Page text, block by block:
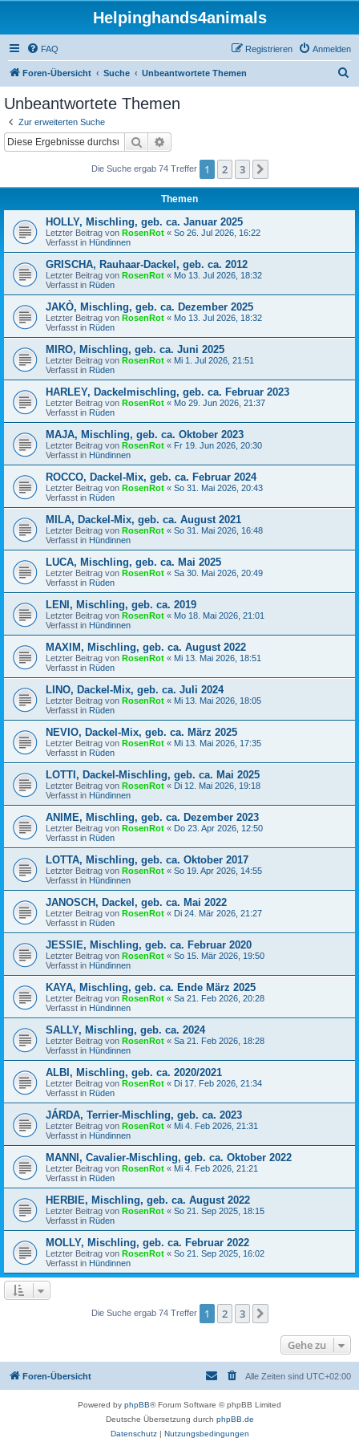
Helpinghands4animals
FAQ Anmelden
Registrieren
Foren-Übersicht Suche Unbeantwortete Themen
Unbeantwortete Themen
Zur erweiterten Suche
Suche
Die Suche ergab 74 Treffer 1 2 3
Themen
HOLLY, Mischling, geb. ca. Januar 2025
Letzter Beitrag von RosenRot « So 26. Jul 2026, 16:22
Verfasst in Hündinnen
GRISCHA, Rauhaar-Dackel, geb. ca. 2012
Letzter Beitrag von RosenRot « Mo 13. Jul 2026, 18:32
Verfasst in Rüden
JAKÒ, Mischling, geb. ca. Dezember 2025
Letzter Beitrag von RosenRot « Mo 13. Jul 2026, 18:32
Verfasst in Rüden
MIRO, Mischling, geb. ca. Juni 2025
Letzter Beitrag von RosenRot « Mi 1. Jul 2026, 21:51
Verfasst in Rüden
HARLEY, Dackelmischling, geb. ca. Februar 2023
Letzter Beitrag von RosenRot « Mo 29. Jun 2026, 21:37
Verfasst in Rüden
MAJA, Mischling, geb. ca. Oktober 2023
Letzter Beitrag von RosenRot « Fr 19. Jun 2026, 20:30
Verfasst in Hündinnen
ROCCO, Dackel-Mix, geb. ca. Februar 2024
Letzter Beitrag von RosenRot « So 31. Mai 2026, 20:43
Verfasst in Rüden
MILA, Dackel-Mix, geb. ca. August 2021
Letzter Beitrag von RosenRot « So 31. Mai 2026, 16:48
Verfasst in Hündinnen
LUCA, Mischling, geb. ca. Mai 2025
Letzter Beitrag von RosenRot « Sa 30. Mai 2026, 20:49
Verfasst in Rüden
LENI, Mischling, geb. ca. 2019
Letzter Beitrag von RosenRot « Mo 18. Mai 2026, 21:01
Verfasst in Hündinnen
MAXIM, Mischling, geb. ca. August 2022
Letzter Beitrag von RosenRot « Mi 13. Mai 2026, 18:51
Verfasst in Rüden
LINO, Dackel-Mix, geb. ca. Juli 2024
Letzter Beitrag von RosenRot « Mi 13. Mai 2026, 18:05
Verfasst in Rüden
NEVIO, Dackel-Mix, geb. ca. März 2025
Letzter Beitrag von RosenRot « Mi 13. Mai 2026, 17:35
Verfasst in Rüden
LOTTI, Dackel-Mischling, geb. ca. Mai 2025
Letzter Beitrag von RosenRot « Di 12. Mai 2026, 19:18
Verfasst in Hündinnen
ANIME, Mischling, geb. ca. Dezember 2023
Letzter Beitrag von RosenRot « Do 23. Apr 2026, 12:50
Verfasst in Rüden
LOTTA, Mischling, geb. ca. Oktober 2017
Letzter Beitrag von RosenRot « So 19. Apr 2026, 14:55
Verfasst in Hündinnen
JANOSCH, Dackel, geb. ca. Mai 2022
Letzter Beitrag von RosenRot « Di 24. Mär 2026, 21:27
Verfasst in Rüden
JESSIE, Mischling, geb. ca. Februar 2020
Letzter Beitrag von RosenRot « So 15. Mär 2026, 19:50
Verfasst in Hündinnen
KAYA, Mischling, geb. ca. Ende März 2025
Letzter Beitrag von RosenRot « Sa 21. Feb 2026, 20:28
Verfasst in Hündinnen
SALLY, Mischling, geb. ca. 2024
Letzter Beitrag von RosenRot « Sa 21. Feb 2026, 18:28
Verfasst in Hündinnen
ALBI, Mischling, geb. ca. 2020/2021
Letzter Beitrag von RosenRot « Di 17. Feb 2026, 21:34
Verfasst in Rüden
JÁRDA, Terrier-Mischling, geb. ca. 2023
Letzter Beitrag von RosenRot « Mi 4. Feb 2026, 21:31
Verfasst in Hündinnen
MANNI, Cavalier-Mischling, geb. ca. Oktober 2022
Letzter Beitrag von RosenRot « Mi 4. Feb 2026, 21:21
Verfasst in Rüden
HERBIE, Mischling, geb. ca. August 2022
Letzter Beitrag von RosenRot « So 21. Sep 2025, 18:15
Verfasst in Rüden
MOLLY, Mischling, geb. ca. Februar 2022
Letzter Beitrag von RosenRot « So 21. Sep 2025, 16:02
Verfasst in Hündinnen
Die Suche ergab 74 Treffer 1 2 3
Gehe zu
Foren-Übersicht Alle Zeiten sind UTC+02:00
Powered by phpBB® Forum Software © phpBB Limited
Deutsche Übersetzung durch phpBB.de
Datenschutz| Nutzungsbedingungen